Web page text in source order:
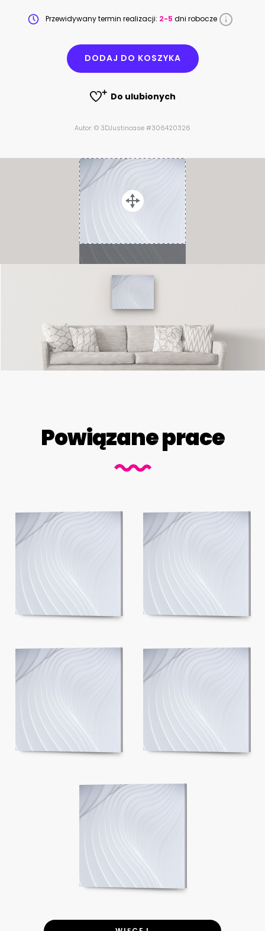
Przewidywany termin realizacji: 2-5 dni robocze
DODAJ DO KOSZYKA
Do ulubionych
Autor: © 3DJustincase #306420326
Powiązane prace